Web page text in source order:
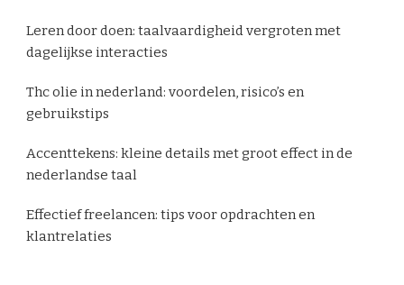
Leren door doen: taalvaardigheid vergroten met
dagelijkse interacties
Thc olie in nederland: voordelen, risico’s en
gebruikstips
Accenttekens: kleine details met groot effect in de
nederlandse taal
Effectief freelancen: tips voor opdrachten en
klantrelaties